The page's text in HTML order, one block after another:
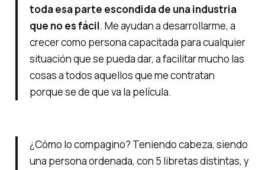
toda esa parte escondida de una industria
que no es fácil. Me ayudan a desarrollarme, a
crecer como persona capacitada para cualquier
situación que se pueda dar, a facilitar mucho las
cosas a todos aquellos que me contratan
porque se de que va la película.
¿Cómo lo compagino? Teniendo cabeza, siendo
una persona ordenada, con 5 libretas distintas, y